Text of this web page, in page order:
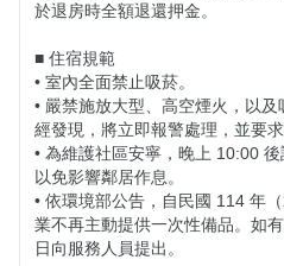
於退房時全額退還押金。
■ 住宿規範
• 室內全面禁止吸菸。
• 嚴禁施放大型、高空煙火，以
經發現，將立即報警處理，並要
• 為維護社區安寧，晚上 10:00
以免影響鄰居作息。
• 依環境部公告，自民國 114 年
業不再主動提供一次性備品。如
日向服務人員提出。